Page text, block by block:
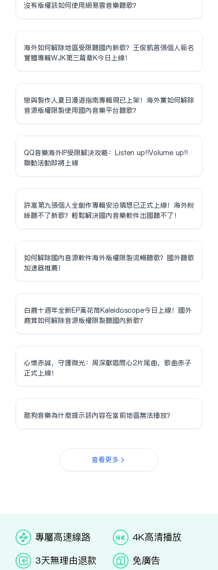
沒有版權該如何使用網易雲音樂聽歌？
海外如何解除地區受限聽國內新歌？王俊凱首張個人同名
實體專輯WJK第三篇章K今日上線！
戀與製作人夏日漫遊指南專輯現已上架！海外黨如何解除
音源版權限制使用國內音樂平台聽歌？
QQ音樂海外IP受限解決攻略：Listen up!!Volume up!!
聯動活動即將上線
許嵩第九張個人全創作專輯安泊猜想已正式上線！海外粉
絲聽不了新歌？輕鬆解決國內音樂軟件出國聽不了！
如何解除國內音源軟件海外版權限制流暢聽歌？國外聽歌
加速器推薦！
白鹿十週年全新EP萬花筒Kaleidoscope今日上線！國外
鹿茸如何解除音源版權限制聽國內新歌？
心懷赤誠，守護微光：周深獻唱問心2片尾曲，歌曲赤子
正式上線！
酷狗音樂為什麼提示該內容在當前地區無法播放？
查看更多
专属高速线路
4K高清播放
3天无理由退款
免广告